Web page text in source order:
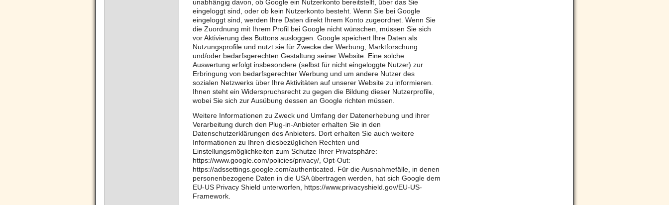
unabhängig davon, ob Google ein Nutzerkonto bereitstellt, über das Sie
eingeloggt sind, oder ob kein Nutzerkonto besteht. Wenn Sie bei Google
eingeloggt sind, werden Ihre Daten direkt Ihrem Konto zugeordnet. Wenn Sie
die Zuordnung mit Ihrem Profil bei Google nicht wünschen, müssen Sie sich
vor Aktivierung des Buttons ausloggen. Google speichert Ihre Daten als
Nutzungsprofile und nutzt sie für Zwecke der Werbung, Marktforschung
und/oder bedarfsgerechten Gestaltung seiner Website. Eine solche
Auswertung erfolgt insbesondere (selbst für nicht eingeloggte Nutzer) zur
Erbringung von bedarfsgerechter Werbung und um andere Nutzer des
sozialen Netzwerks über Ihre Aktivitäten auf unserer Website zu informieren.
Ihnen steht ein Widerspruchsrecht zu gegen die Bildung dieser Nutzerprofile,
wobei Sie sich zur Ausübung dessen an Google richten müssen.
Weitere Informationen zu Zweck und Umfang der Datenerhebung und ihrer
Verarbeitung durch den Plug-in-Anbieter erhalten Sie in den
Datenschutzerklärungen des Anbieters. Dort erhalten Sie auch weitere
Informationen zu Ihren diesbezüglichen Rechten und
Einstellungsmöglichkeiten zum Schutze Ihrer Privatsphäre:
https://www.google.com/policies/privacy/, Opt-Out:
https://adssettings.google.com/authenticated. Für die Ausnahmefälle, in denen
personenbezogene Daten in die USA übertragen werden, hat sich Google dem
EU-US Privacy Shield unterworfen, https://www.privacyshield.gov/EU-US-
Framework.